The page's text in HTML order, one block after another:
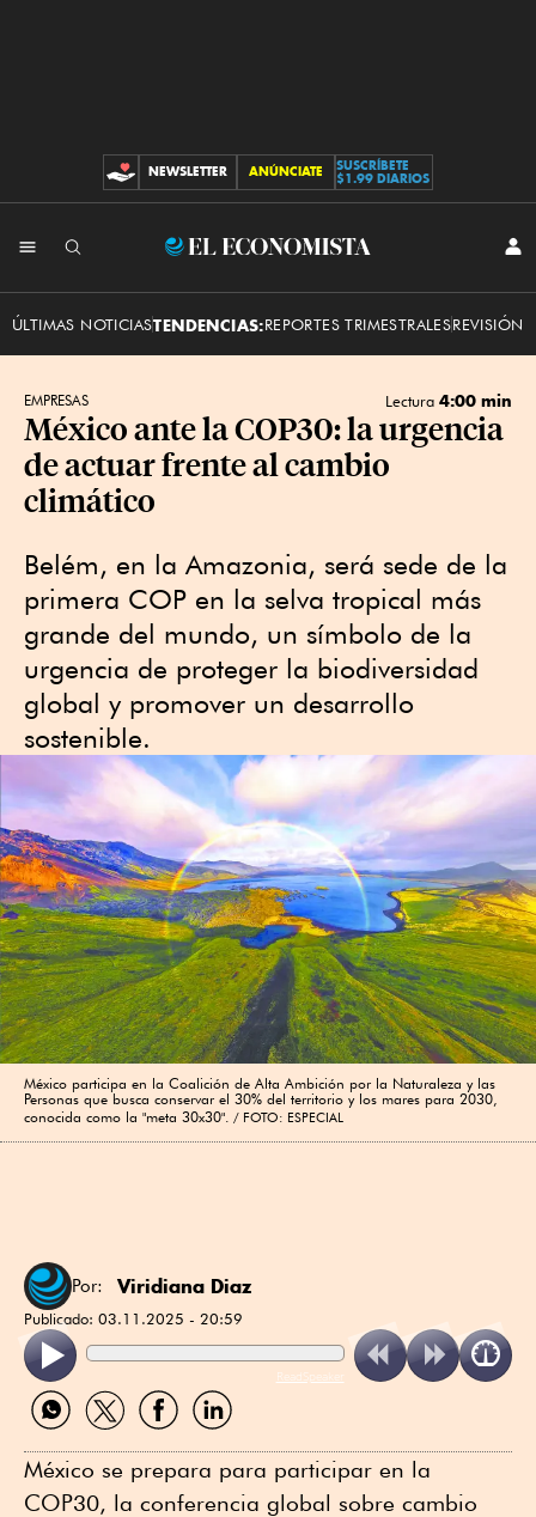
CONTRIBUCIONES
NEWSLETTER ANÚNCIATE
SUSCRÍBETE
$1.99 DIARIOS
El
ÚLTIMAS NOTICIASTENDENCIAS:REPORTES TRIMESTRALESREVISIÓN
EMPRESAS Lectura 4:00 min
México ante la COP30: la urgencia
de actuar frente al cambio
climático
Belém, en la Amazonia, será sede de la
primera COP en la selva tropical más
grande del mundo, un símbolo de la
urgencia de proteger la biodiversidad
global y promover un desarrollo
sostenible.
México participa en la Coalición de Alta Ambición por la Naturaleza y las
Personas que busca conservar el 30% del territorio y los mares para 2030,
conocida como la "meta 30x30".
FOTO: ESPECIAL
Por: Viridiana Diaz
Publicado: 03.11.2025 - 20:59
ReadSpeaker
Compartir
por
Compartir
por
Compartir
por
Compartir
por
México se prepara para participar en la
COP30, la conferencia global sobre cambio